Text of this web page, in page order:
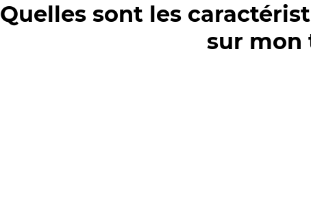
Quelles sont les
sur mon